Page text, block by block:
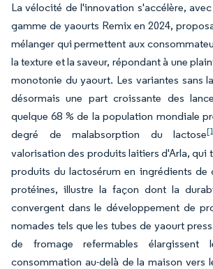
La vélocité de l'innovation s'accélère,
gamme de yaourts Remix en 2024,
mélanger qui permettent aux
la texture et la saveur, répondant à une
monotonie du yaourt. Les variantes sans
désormais une part croissante des
quelque 68 % de la population mondiale
degré de malabsorption du lactose
valorisation des produits laitiers d'Arla, qui
produits du lactosérum en ingrédients de
protéines, illustre la façon dont la
convergent dans le développement de
nomades tels que les tubes de yaourt
de fromage refermables élargissent
consommation au-delà de la maison vers